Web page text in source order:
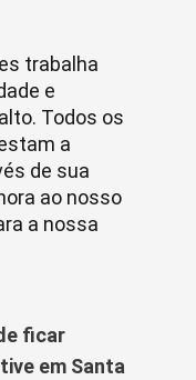
trabalha
e
Todos os
a
de sua
ao nosso
a nossa
ficar
em Santa